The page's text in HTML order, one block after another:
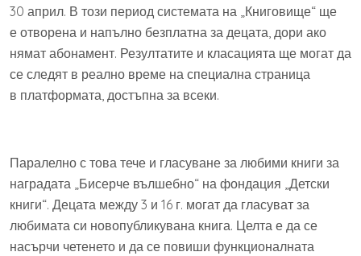
30 април. В този период системата на „Книговище“ ще
е отворена и напълно безплатна за децата, дори ако
нямат абонамент. Резултатите и класацията ще могат да
се следят в реално време на специална страница
в платформата, достъпна за всеки.
Паралелно с това тече и гласуване за любими книги за
наградата „Бисерче вълшебно“ на фондация „Детски
книги“. Децата между 3 и 16 г. могат да гласуват за
любимата си новопубликувана книга. Целта е да се
насърчи четенето и да се повиши функционалната